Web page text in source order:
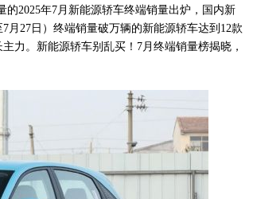
的2025年7月新能源轿车终端销量出炉，国内新
月27日）终端销量破万辆的新能源轿车达到12款
力。新能源轿车别乱买！7月终端销量榜揭晓，